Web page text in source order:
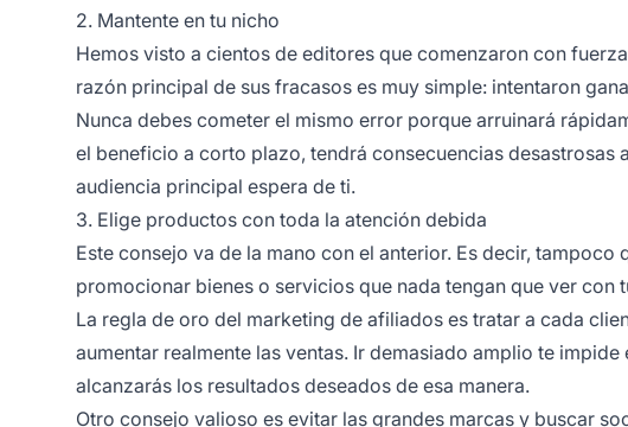
2. Mantente en tu nicho
Hemos visto a cientos de editores que comenzaron con
razón principal de sus fracasos es muy simple: intentaron
Nunca debes cometer el mismo error porque arruinará
el beneficio a corto plazo, tendrá consecuencias desastrosas
audiencia principal espera de ti.
3. Elige productos con toda la atención debida
Este consejo va de la mano con el anterior. Es decir,
promocionar bienes o servicios que nada tengan que ver con
La regla de oro del marketing de afiliados es tratar a cada
aumentar realmente las ventas. Ir demasiado amplio te
alcanzarás los resultados deseados de esa manera.
Otro consejo valioso es evitar las grandes marcas y buscar